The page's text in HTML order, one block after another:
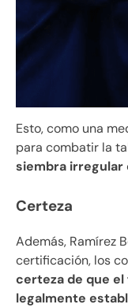
Esto, como una
para combatir la
siembra irregular
Certeza
Además, Ramírez
certificación, los
certeza de que
legalmente